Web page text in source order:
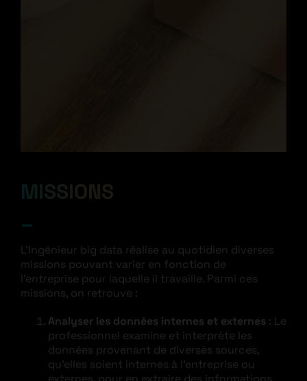
MISSIONS
L’Ingénieur big data réalise au quotidien diverses
missions pouvant varier en fonction de
l’entreprise pour laquelle il travaille. Parmi ces
missions, on retrouve :
Analyser les données internes et externes : Le
professionnel examine et interprète les
données provenant de diverses sources,
qu’elles soient internes à l’entreprise ou